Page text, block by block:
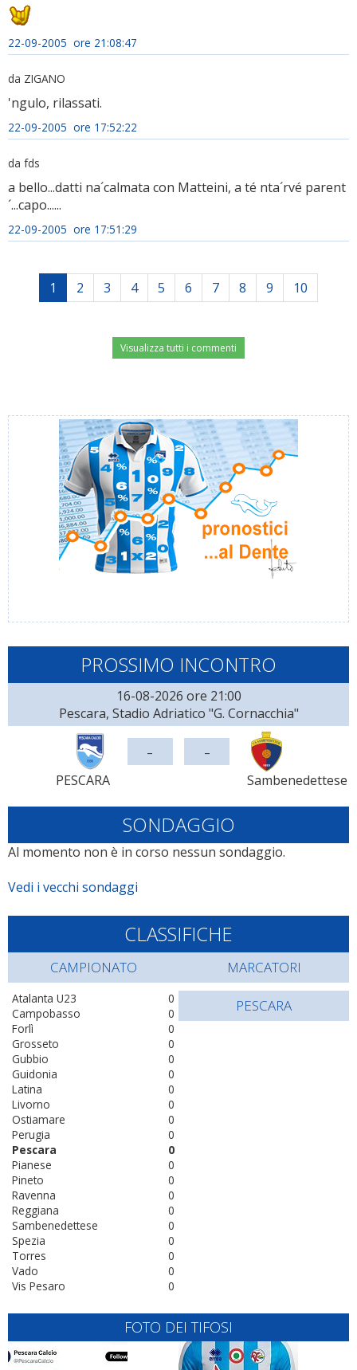
22-09-2005 ore 21:08:47
da ZIGANO
'ngulo, rilassati.
22-09-2005 ore 17:52:22
da fds
a bello...datti na´calmata con Matteini, a té nta´rvé parent
´...capo......
22-09-2005 ore 17:51:29
1 2 3 4 5 6 7 8 9 10
Visualizza tutti i commenti
PROSSIMO INCONTRO
16-08-2026 ore 21:00
Pescara, Stadio Adriatico "G. Cornacchia"
PESCARA
- -
Sambenedettese
SONDAGGIO
Al momento non è in corso nessun sondaggio.
Vedi i vecchi sondaggi
CLASSIFICHE
CAMPIONATO
0
Atalanta U23
0
Campobasso
0
Forlì
0
Grosseto
0
Gubbio
0
Guidonia
0
Latina
0
Livorno
0
Ostiamare
0
Perugia
0
Pescara
0
Pianese
0
Pineto
0
Ravenna
0
Reggiana
0
Sambenedettese
0
Spezia
0
Torres
0
Vado
0
Vis Pesaro
MARCATORI
PESCARA
FOTO DEI TIFOSI